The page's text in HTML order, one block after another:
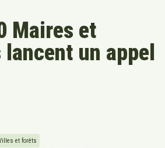
Maires et
lancent un appel
et forêts